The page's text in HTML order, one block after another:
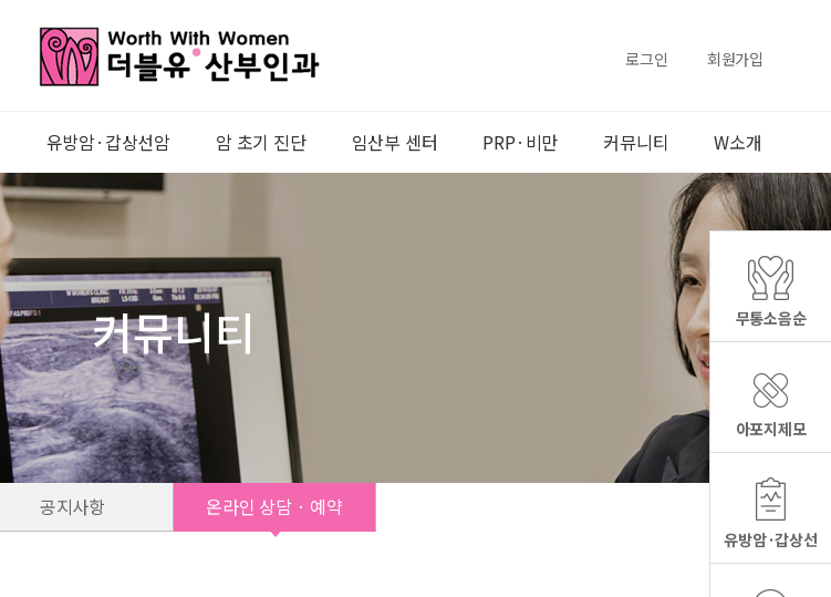
로그인 회원가입
유방암·갑상선암 암 초기 진단 임산부 센터 PRP·비만 커뮤니티 W소개
커뮤니티
공지사항 온라인 상담 · 예약
무통소음순
아포지제모
유방암·갑상선